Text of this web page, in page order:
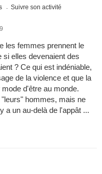
Suivre son activité
les femmes prennent le
si elles devenaient des
? Ce qui est indéniable,
de la violence et que la
d'être au monde.
hommes, mais ne
a un au-delà de l'appât ...